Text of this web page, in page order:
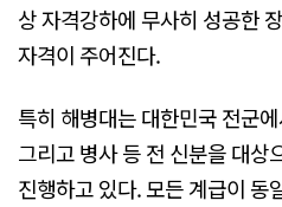
상 자격강하에 무사히 성공한
자격이 주어진다.
특히 해병대는 대한민국 전군
그리고 병사 등 전 신분을 대상
진행하고 있다. 모든 계급이 동